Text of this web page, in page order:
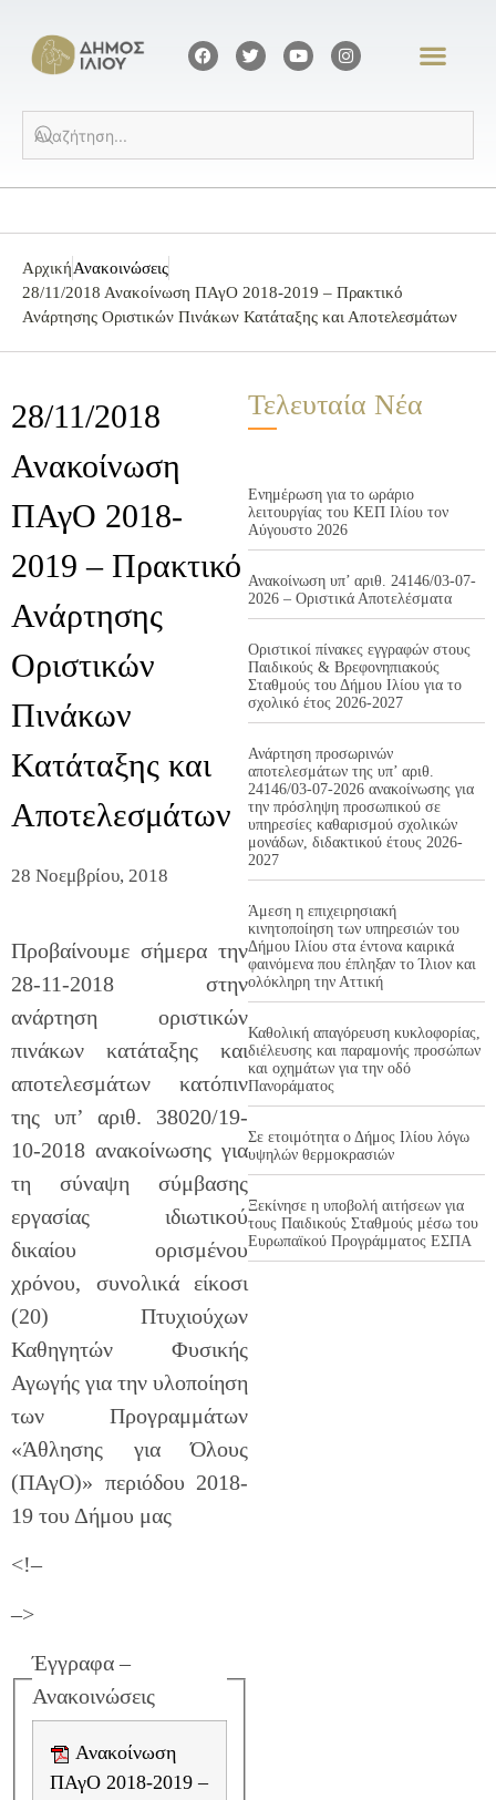
ΑρχικήΑνακοινώσεις
28/11/2018 Ανακοίνωση ΠΑγΟ 2018-2019 – Πρακτικό
Ανάρτησης Οριστικών Πινάκων Κατάταξης και Αποτελεσμάτων
28/11/2018
Ανακοίνωση
ΠΑγΟ 2018-
2019 – Πρακτικό
Ανάρτησης
Οριστικών
Πινάκων
Κατάταξης και
Αποτελεσμάτων
28 Νοεμβρίου, 2018
Προβαίνουμε σήμερα την
28-11-2018 στην
ανάρτηση οριστικών
πινάκων κατάταξης και
αποτελεσμάτων κατόπιν
της υπ’ αριθ. 38020/19-
10-2018 ανακοίνωσης για
τη σύναψη σύμβασης
εργασίας ιδιωτικού
δικαίου ορισμένου
χρόνου, συνολικά είκοσι
(20) Πτυχιούχων
Καθηγητών Φυσικής
Αγωγής για την υλοποίηση
των Προγραμμάτων
«Άθλησης για Όλους
(ΠΑγΟ)» περιόδου 2018-
19 του Δήμου μας
<!–
–>
Έγγραφα –
Ανακοινώσεις
ΠΑγΟ 2018-2019 –
Τελευταία Νέα
Ενημέρωση για το ωράριο
λειτουργίας του ΚΕΠ Ιλίου τον
Αύγουστο 2026
Ανακοίνωση υπ’ αριθ. 24146/03-07-
2026 – Οριστικά Αποτελέσματα
Οριστικοί πίνακες εγγραφών στους
Παιδικούς & Βρεφονηπιακούς
Σταθμούς του Δήμου Ιλίου για το
σχολικό έτος 2026-2027
Ανάρτηση προσωρινών
αποτελεσμάτων της υπ’ αριθ.
24146/03-07-2026 ανακοίνωσης για
την πρόσληψη προσωπικού σε
υπηρεσίες καθαρισμού σχολικών
μονάδων, διδακτικού έτους 2026-
2027
Άμεση η επιχειρησιακή
κινητοποίηση των υπηρεσιών του
Δήμου Ιλίου στα έντονα καιρικά
φαινόμενα που έπληξαν το Ίλιον και
ολόκληρη την Αττική
Καθολική απαγόρευση κυκλοφορίας,
διέλευσης και παραμονής προσώπων
και οχημάτων για την οδό
Πανοράματος
Σε ετοιμότητα ο Δήμος Ιλίου λόγω
υψηλών θερμοκρασιών
Ξεκίνησε η υποβολή αιτήσεων για
τους Παιδικούς Σταθμούς μέσω του
Ευρωπαϊκού Προγράμματος ΕΣΠΑ